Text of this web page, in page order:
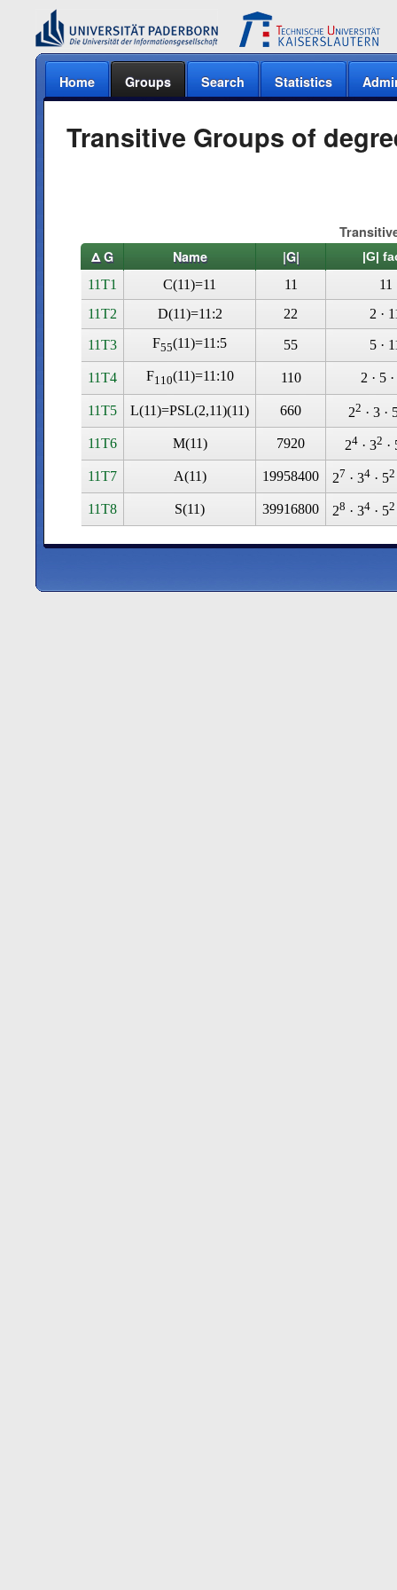
Home Groups Search Statistics
Transitive Groups of
Δ G
Name |G| |G|
11T1 C(11)=11 11
11
11T2
D(11)=11:2 22 2 ·
11T3 F55(11)=11:5 55 5 ·
11T4 F110(11)=11:10 110 2 · 5
11T5 L(11)=PSL(2,11)(11) 660 22 · 3 ·
11T6 M(11) 7920 24 · 32 ·
11T7 A(11) 19958400 27 · 34 · 52
11T8 S(11) 39916800 28 · 34 · 52